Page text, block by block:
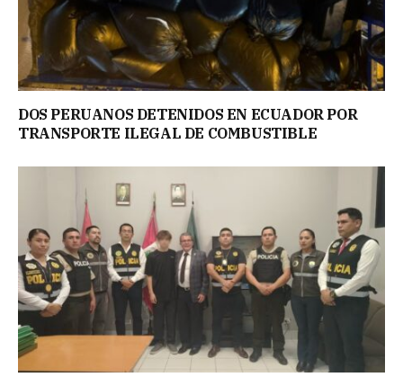
DOS PERUANOS DETENIDOS EN ECUADOR POR
TRANSPORTE ILEGAL DE COMBUSTIBLE